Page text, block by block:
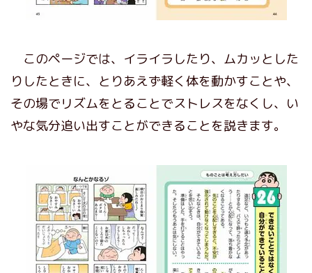
このページでは、イライラしたり、ムカッとした
りしたときに、とりあえず軽く体を動かすことや、
その場でリズムをとることでストレスをなくし、い
やな気分追い出すことができることを説きます。